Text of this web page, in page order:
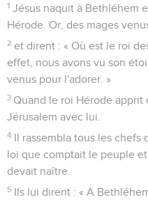
1 Jésus naquit à Bethléhem
Hérode. Or, des mages
2 et dirent : « Où est le roi
effet, nous avons vu son
venus pour l'adorer. »
3 Quand le roi Hérode
Jérusalem avec lui.
4 Il rassembla tous les chefs
loi que comptait le peuple
devait naître.
5 Ils lui dirent : « A